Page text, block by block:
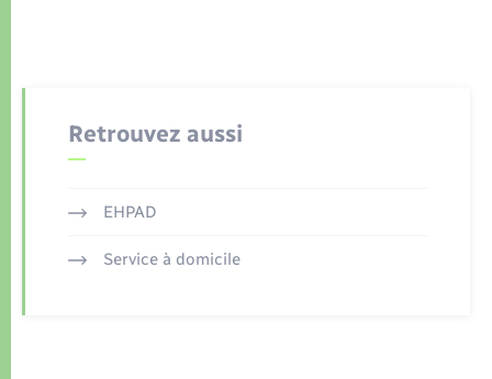
Retrouvez aussi
EHPAD
Service à domicile